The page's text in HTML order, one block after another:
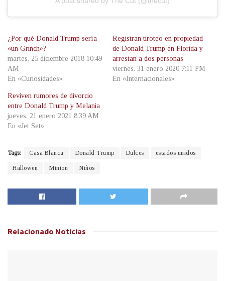
¿Por qué Donald Trump sería
«un Grinch»?
martes, 25 diciembre 2018 10:49
AM
En «Curiosidades»
Registran tiroteo en propiedad
de Donald Trump en Florida y
arrestan a dos personas
viernes, 31 enero 2020 7:11 PM
En «Internacionales»
Reviven rumores de divorcio
entre Donald Trump y Melania
jueves, 21 enero 2021 8:39 AM
En «Jet Set»
Tags: Casa Blanca Donald Trump Dulces estados unidos
Hallowen Minion Niños
Relacionado Noticias